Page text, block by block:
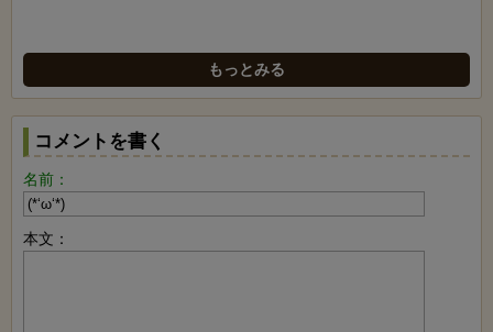
もっとみる
コメントを書く
名前：
本文：